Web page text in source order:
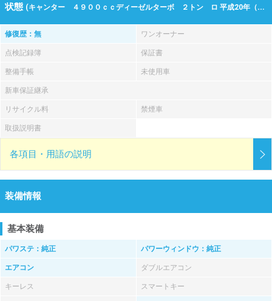
状態 (キャンター ４９００ｃｃディーゼルターボ ２トン ロ 平成20年（2008年） 18.1万km 香川県高松市)
修復歴：無 ワンオーナー
点検記録簿 保証書
整備手帳 未使用車
新車保証継承
リサイクル料 禁煙車
取扱説明書
各項目・用語の説明
装備情報
基本装備
パワステ：純正 パワーウィンドウ：純正
エアコン ダブルエアコン
キーレス スマートキー